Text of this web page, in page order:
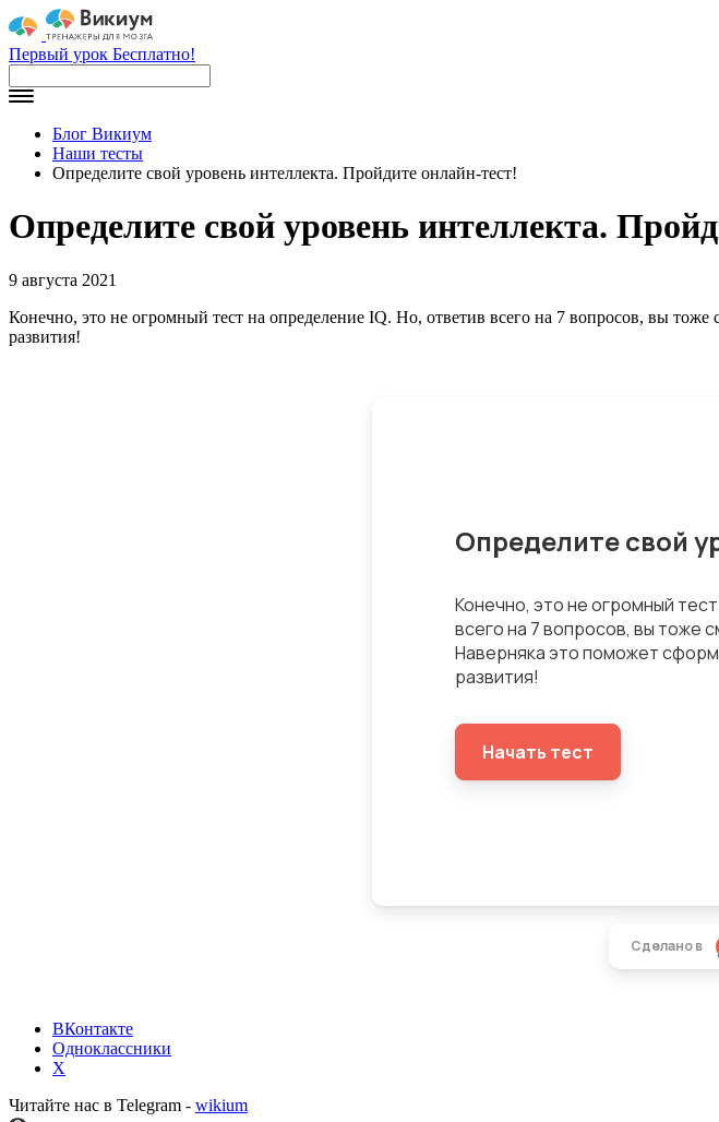
Первый урок Бесплатно!
Блог Викиум
Наши тесты
Определите свой уровень интеллекта. Пройдите онлайн-тест!
Определите свой уровень интеллекта.
9 августа 2021
Конечно, это не огромный тест на определение IQ. Но, ответив всего на 7 вопросов, вы
развития!
ВКонтакте
Одноклассники
X
Читайте нас в Telegram - wikium